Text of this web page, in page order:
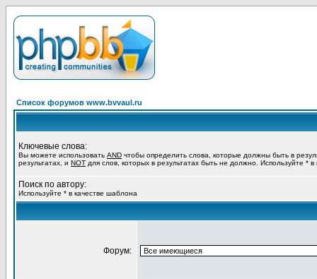
Список форумов www.bvvaul.ru
Ключевые слова:
Вы можете использовать AND чтобы определить слова, которые должны быть в
результатах, и NOT для слов, которых в результатах быть не должно. Используйте *
Поиск по автору:
Используйте * в качестве шаблона
Форум: